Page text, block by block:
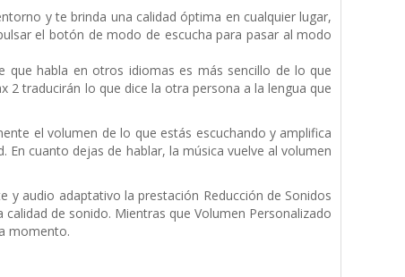
y te brinda una calidad óptima en cualquier lugar,
el botón de modo de escucha para pasar al modo
que habla en otros idiomas es más sencillo de lo que
2 traducirán lo que dice la otra persona a la lengua que
el volumen de lo que estás escuchando y amplifica
cuanto dejas de hablar, la música vuelve al volumen
y audio adaptativo la prestación Reducción de Sonidos
de sonido. Mientras que Volumen Personalizado
momento.